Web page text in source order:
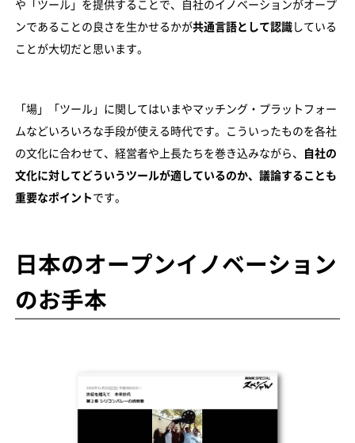
や「ツール」を提供することで、自社のイノベーションがオープ
ンであることの良さを生かせるかが共通言語として認識 している
ことが大切だと思います。
「場」「ツール」に関してはいまやマッチング・プラットフォー
ムなどいろいろな手段が使える時代です。こういったものを各社
の文化に合わせて、経営者や上長たちを巻き込みながら、
自社の
文化に対してどういうツールが適しているのか、議論することも
重要なポイント です。
日本のオープンイノベーション
のお手本